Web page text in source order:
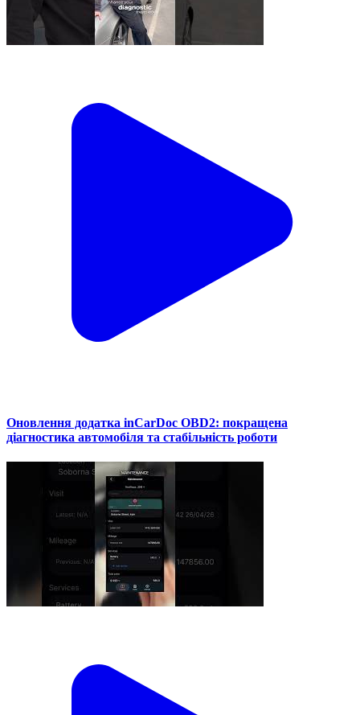
Оновлення додатка inCarDoc OBD2: покращена
діагностика автомобіля та стабільність роботи